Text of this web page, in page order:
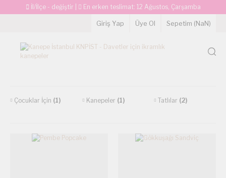
İl/İlçe - değiştir En erken teslimat: 12 Ağustos, Çarşamba
Giriş Yap Üye Ol Sepetim (NaN)
Çocuklar İçin (1) Kanepeler (1) Tatlılar (2)